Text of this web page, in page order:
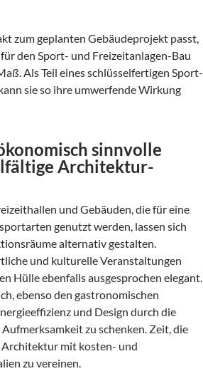
zum geplanten Gebäudeprojekt passt,
den Sport- und Freizeitanlagen-Bau
Als Teil eines schlüsselfertigen Sport-
sie so ihre umwerfende Wirkung
sinnvolle
Architektur-
und Gebäuden, die für eine
genutzt werden, lassen sich
alternativ gestalten.
und kulturelle Veranstaltungen
Hülle ebenfalls ausgesprochen elegant.
ebenso den gastronomischen
und Design durch die
zu schenken. Zeit, die
Architektur mit kosten- und
zu vereinen.